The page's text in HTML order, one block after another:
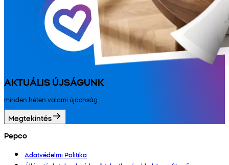
AKTUÁLIS ÚJSÁGUNK
minden héten valami újdonság
Megtekintés
Pepco
Adatvédelmi Politika